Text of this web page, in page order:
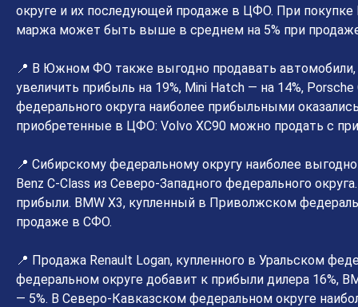
округе и их последующей продаже в ЦФО. При
маржа может быть выше в среднем на 5% при
📍 В Южном ФО также выгодно продавать
увеличить прибыль на 19%, Mini Hatch — на 14%,
федерального округа наиболее прибыльными
приобретенные в ЦФО: Volvo XC90 можно продать с
📍 Сибирскому федеральному округу наиболее
Benz C-Class из Северо-Западного федерального
прибыли. BMW X3, купленный в Приволжском
продаже в СФО.
📍 Продажа Renault Logan, купленного в Уральском
федеральном округе добавит к прибыли дилера 16%,
— 5%. В Северо-Кавказском федеральном округе